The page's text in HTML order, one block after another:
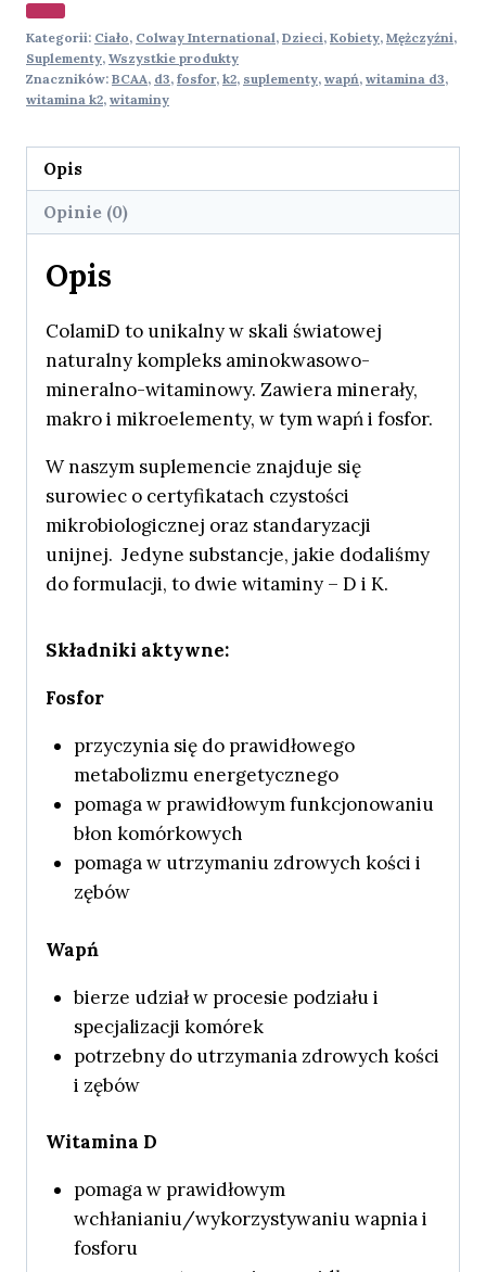
Kategorii: Ciało, Colway International, Dzieci, Kobiety, Mężczyźni,
Suplementy, Wszystkie produkty
Znaczników: BCAA, d3, fosfor, k2, suplementy, wapń, witamina d3,
witamina k2, witaminy
Opis
Opinie (0)
Opis
ColamiD to unikalny w skali światowej
naturalny kompleks aminokwasowo-
mineralno-witaminowy. Zawiera minerały,
makro i mikroelementy, w tym wapń i fosfor.
W naszym suplemencie znajduje się
surowiec o certyfikatach czystości
mikrobiologicznej oraz standaryzacji
unijnej. Jedyne substancje, jakie dodaliśmy
do formulacji, to dwie witaminy – D i K.
Składniki aktywne:
Fosfor
przyczynia się do prawidłowego
metabolizmu energetycznego
pomaga w prawidłowym funkcjonowaniu
błon komórkowych
pomaga w utrzymaniu zdrowych kości i
zębów
Wapń
bierze udział w procesie podziału i
specjalizacji komórek
potrzebny do utrzymania zdrowych kości
i zębów
Witamina D
pomaga w prawidłowym
wchłanianiu/wykorzystywaniu wapnia i
fosforu